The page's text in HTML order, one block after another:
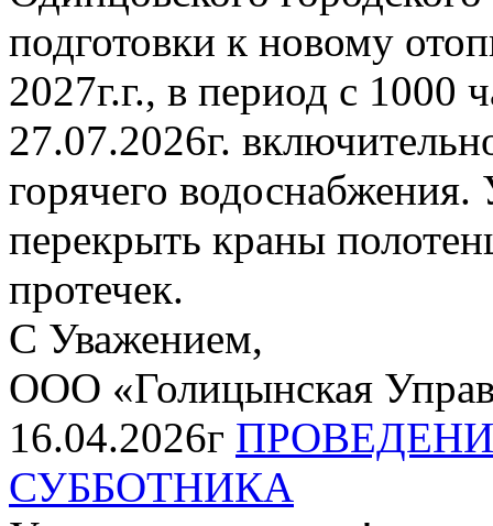
подготовки к новому
2027г.г., в период с 1000
27.07.2026г.
горячего водоснабжения.
перекрыть краны
протечек.
С Уважением,
ООО «Голицынская
16.04.2026г
СУББОТНИКА